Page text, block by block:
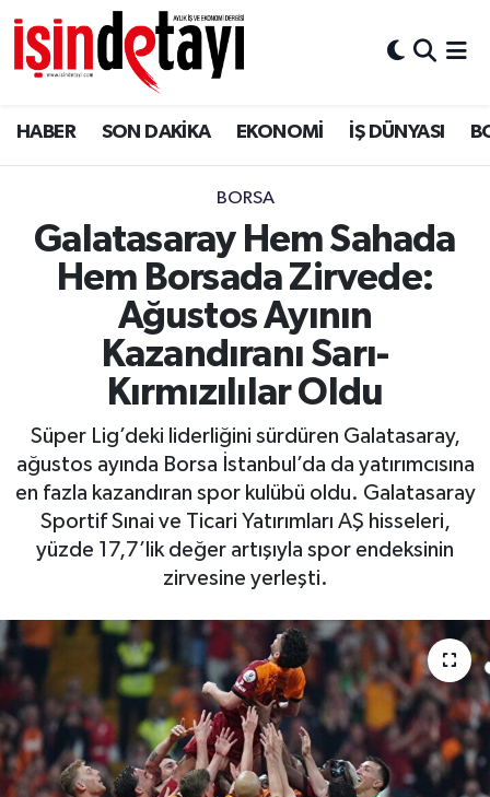
HABER SON DAKİKA EKONOMİ İŞ DÜNYASI
BORSA
Galatasaray Hem Sahada
Hem Borsada Zirvede:
Ağustos Ayının
Kazandıranı Sarı-
Kırmızılılar Oldu
Süper Lig’deki liderliğini sürdüren Galatasaray,
ağustos ayında Borsa İstanbul’da da yatırımcısına
en fazla kazandıran spor kulübü oldu. Galatasaray
Sportif Sınai ve Ticari Yatırımları AŞ hisseleri,
yüzde 17,7’lik değer artışıyla spor endeksinin
zirvesine yerleşti.
DÜNYA
Eğitim
ENERJİ HABERİ
GAYRİMENKUL
HABER
MAGAZİN
OTO DETAY
SON DAKİKA
SPOR
FİNANS
Nöbetçi Eczaneler
Hava Durumu
İstanbul Namaz Vakitleri
Trafik Durumu
Süper Lig Puan Durumu ve Fikstür
Tüm Manşetler
Haber Arşivi